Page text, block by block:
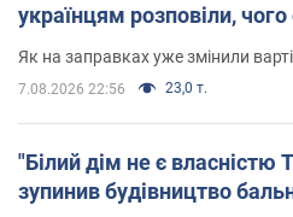
українцям розповіли, чого
Як на заправках уже змінили
7.08.2026 22:56 23,0 т.
"Білий дім не є
зупинив будівництво